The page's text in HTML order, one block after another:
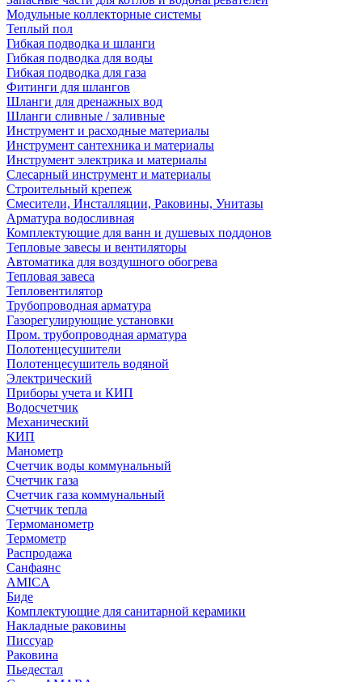
Модульные коллекторные системы
Теплый пол
Гибкая подводка и шланги
Гибкая подводка для воды
Гибкая подводка для газа
Фитинги для шлангов
Шланги для дренажных вод
Шланги сливные / заливные
Инструмент и расходные материалы
Инструмент сантехника и материалы
Инструмент электрика и материалы
Слесарный инструмент и материалы
Строительный крепеж
Смесители, Инсталляции, Раковины, Унитазы
Арматура водосливная
Комплектующие для ванн и душевых поддонов
Тепловые завесы и вентиляторы
Автоматика для воздушного обогрева
Тепловая завеса
Тепловентилятор
Трубопроводная арматура
Газорегулирующие установки
Пром. трубопроводная арматура
Полотенцесушители
Полотенцесушитель водяной
Электрический
Приборы учета и КИП
Водосчетчик
Механический
КИП
Манометр
Счетчик воды коммунальный
Счетчик газа
Счетчик газа коммунальный
Счетчик тепла
Термоманометр
Термометр
Распродажа
Санфаянс
AMICA
Биде
Комплектующие для санитарной керамики
Накладные раковины
Писсуар
Раковина
Пьедестал